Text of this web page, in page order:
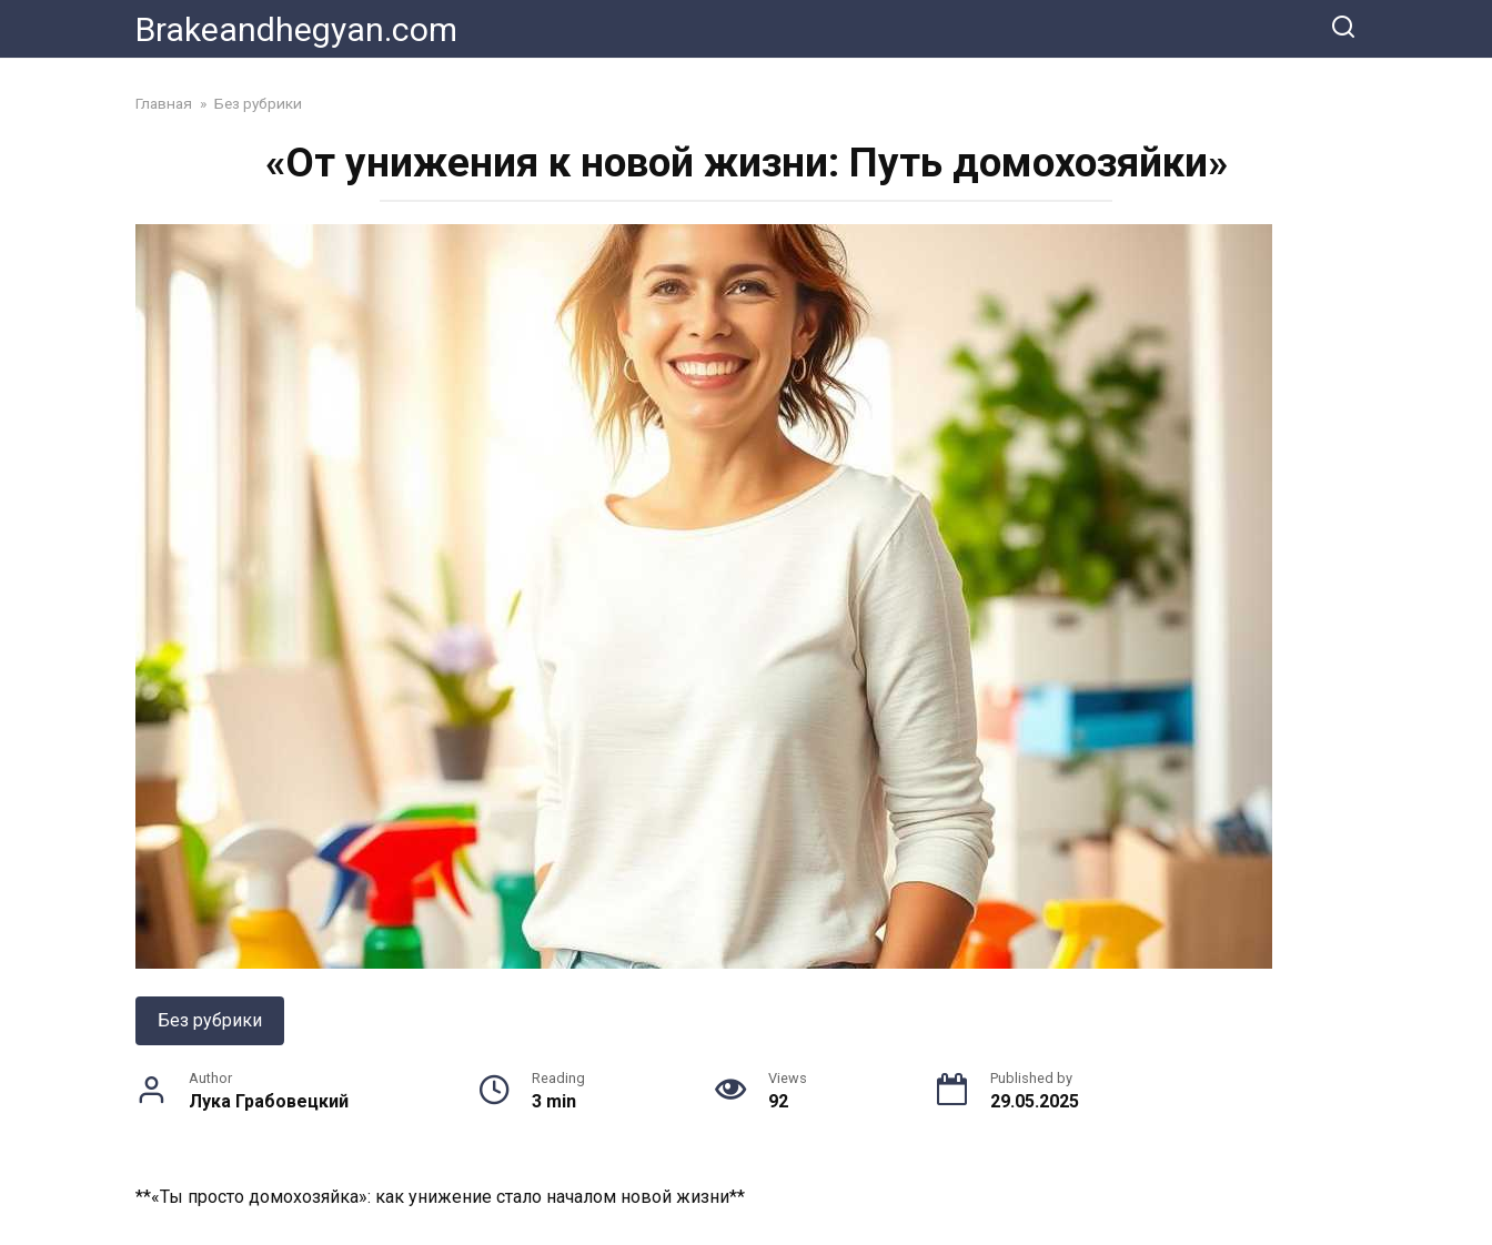
content
Brakeandhegyan.com
Главная » Без рубрики
«От унижения к новой жизни: Путь домохозяйки»
Без рубрики
Author
Лука Грабовецкий
Reading
3 min
Views
92
Published by
29.05.2025
**«Ты просто домохозяйка»: как унижение стало началом новой жизни**